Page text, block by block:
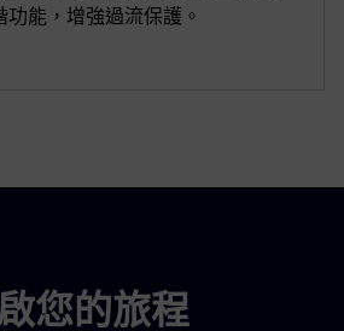
功能，增強過流保護。
您的旅程